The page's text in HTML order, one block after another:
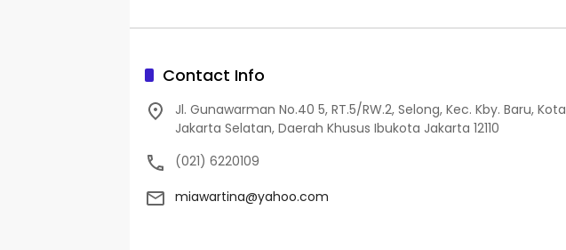
Contact Info
Jl. Gunawarman No.40 5, RT.5/RW.2, Selong, Kec. Kby. Baru, Kota
Jakarta Selatan, Daerah Khusus Ibukota Jakarta 12110
(021) 6220109
miawartina@yahoo.com